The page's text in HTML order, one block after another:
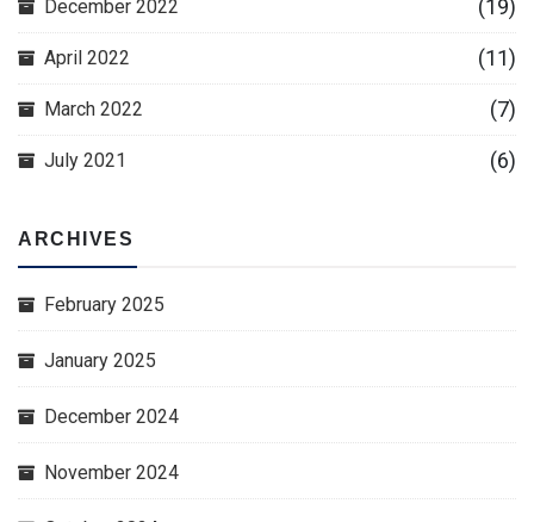
December 2022 (19)
April 2022 (11)
March 2022 (7)
July 2021 (6)
ARCHIVES
February 2025
January 2025
December 2024
November 2024